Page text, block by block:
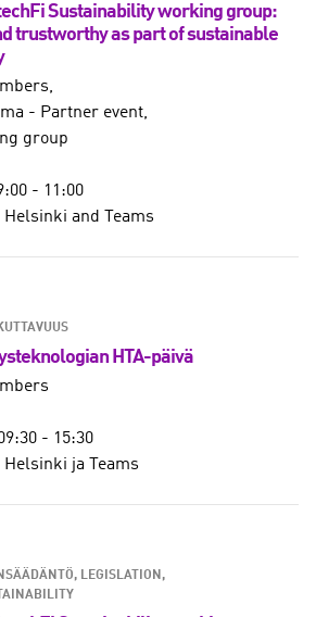
Sustainability working group:
trustworthy as part of sustainable
- Partner event
group
- 11:00
Helsinki and Teams
HTA-päivä
- 15:30
Helsinki ja Teams
LEGISLATION